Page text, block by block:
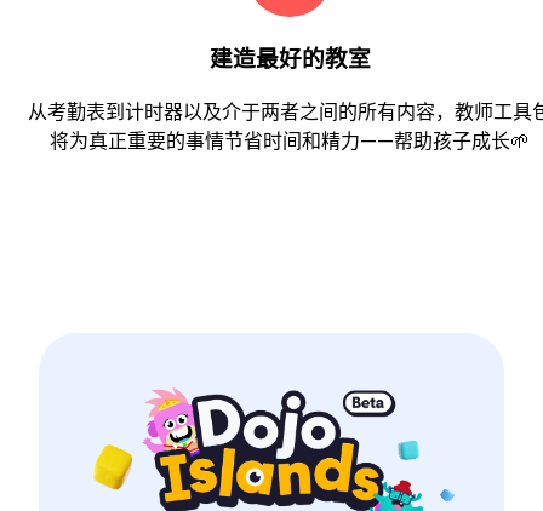
建造最好的教室
从考勤表到计时器以及介于两者之间的所有内容，教师工具
将为真正重要的事情节省时间和精力——帮助孩子成长🌱